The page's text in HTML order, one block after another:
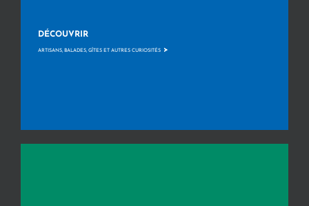
DÉCOUVRIR
ARTISANS, BALADES, GÎTES ET AUTRES CURIOSITÉS >